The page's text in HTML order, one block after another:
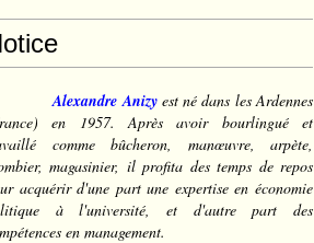
Alexandre Anizy est né dans les Ardennes
en 1957. Après avoir bourlingué et
comme bûcheron, manœuvre, arpète,
magasinier, il profita des temps de repos
acquérir d'une part une expertise en économie
à l'université, et d'autre part des
en management.